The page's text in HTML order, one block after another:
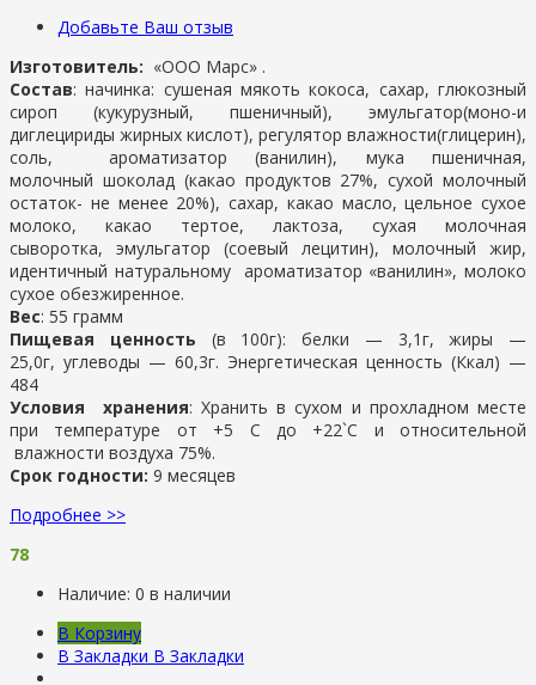
Добавьте Ваш отзыв
Изготовитель: «ООО Марс» .
Состав: начинка: сушеная мякоть кокоса, сахар, глюкозный
сироп (кукурузный, пшеничный), эмульгатор(моно-и
диглецириды жирных кислот), регулятор влажности(глицерин),
соль, ароматизатор (ванилин), мука пшеничная,
молочный шоколад (какао продуктов 27%, сухой молочный
остаток- не менее 20%), сахар, какао масло, цельное сухое
молоко, какао тертое, лактоза, сухая молочная
сыворотка, эмульгатор (соевый лецитин), молочный жир,
идентичный натуральному ароматизатор «ванилин», молоко
сухое обезжиренное.
Вес: 55 грамм
Пищевая ценность (в 100г): белки — 3,1г, жиры —
25,0г, углеводы — 60,3г. Энергетическая ценность (Ккал) —
484
Условия хранения: Хранить в сухом и прохладном месте
при температуре от +5 С до +22`С и относительной
влажности воздуха 75%.
Срок годности: 9 месяцев
Подробнее >>
78
Наличие: 0 в наличии
В Корзину
В Закладки В Закладки